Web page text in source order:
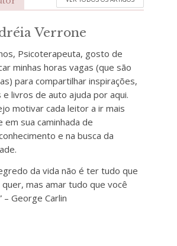
Verrone
Psicoterapeuta, gosto de
minhas horas vagas (que são
para compartilhar inspirações,
e livros de auto ajuda por aqui.
motivar cada leitor a ir mais
em sua caminhada de
e na busca da
da vida não é ter tudo que
quer, mas amar tudo que você
– George Carlin